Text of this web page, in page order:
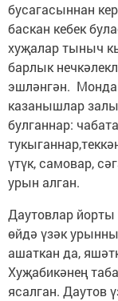
бусагасыннан
баскан кебек
хуҗалар тыныч
барлык
эшләнгән.
казанышлар
булганнар:
үтүк, самовар,
урын алган.
Даутовлар
өйдә үзәк
ашаткан да,
Хуҗабикәнең
ясалган. Даутов